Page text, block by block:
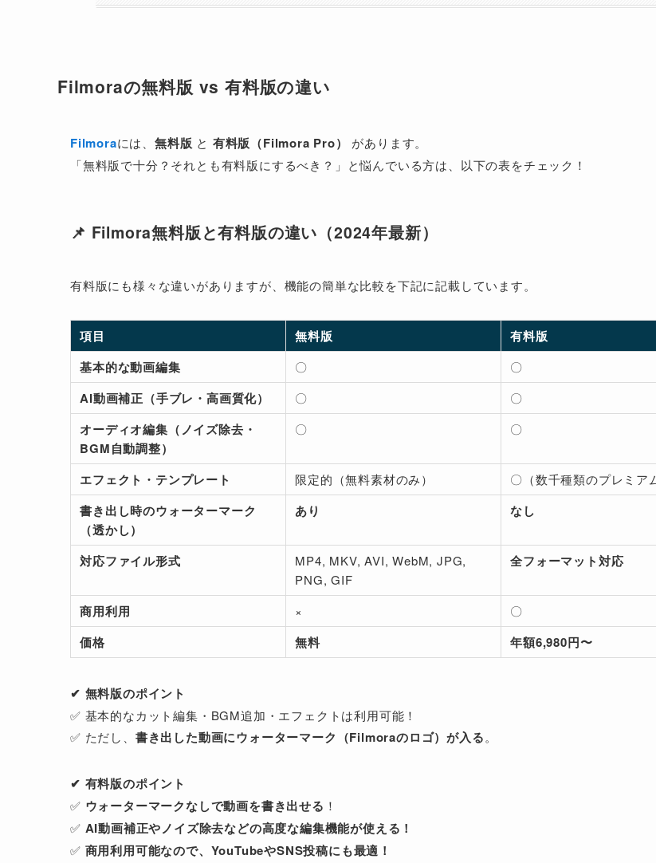
Filmoraの無料版 vs 有料版の違い
Filmoraには、無料版 と 有料版（Filmora Pro）
があります。
「無料版で十分？それとも有料版にするべき？」と悩んでいる方は、以下の表をチェック！
📌 Filmora無料版と有料版の違い（2024年最新）
有料版にも様々な違いがありますが、機能の簡単な比較を下記に記載しています。
項目 無料版
有料版
基本的な動画編集
〇 〇
AI動画補正（手ブレ・高画質化） 〇 〇
オーディオ編集（ノイズ除去・
BGM自動調整）
〇 〇
エフェクト・テンプレート 限定的（無料素材のみ） 〇（数千種類のプレミア
書き出し時のウォーターマーク
（透かし）
あり なし
対応ファイル形式
MP4, MKV, AVI, WebM, JPG,
PNG, GIF
全フォーマット対応
商用利用 × 〇
価格 無料 年額6,980円〜
✔ 無料版のポイント
✅ 基本的なカット編集・BGM追加・エフェクトは利用可能！
✅ ただし、 書き出した動画にウォーターマーク（Filmoraのロゴ）が入る。
✔ 有料版のポイント
✅ ウォーターマークなしで動画を書き出せる ！
✅ AI動画補正やノイズ除去などの高度な編集機能が使える！
✅ 商用利用可能なので、YouTubeやSNS投稿にも最適！